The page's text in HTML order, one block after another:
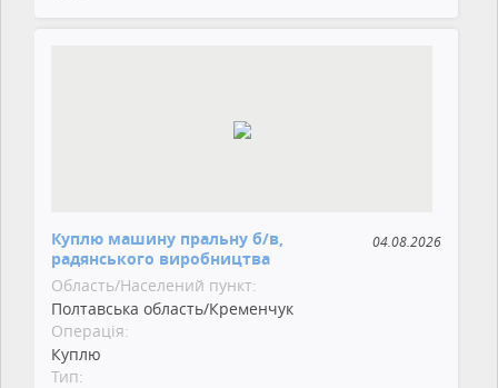
Куплю машину пральну б/в,
радянського виробництва
04.08.2026
Область/Населений пункт:
Полтавська область/Кременчук
Операція:
Куплю
Тип: